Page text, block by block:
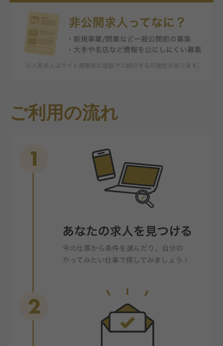
ご利用の流れ